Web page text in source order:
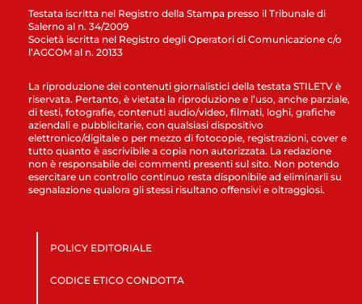
Testata iscritta nel Registro della Stampa presso il Tribunale di
Salerno al n. 34/2009
Società iscritta nel Registro degli Operatori di Comunicazione c/o
l’AGCOM al n. 20133
La riproduzione dei contenuti giornalistici della testata STILETV è
riservata. Pertanto, è vietata la riproduzione e l’uso, anche parziale,
di testi, fotografie, contenuti audio/video, filmati, loghi, grafiche
aziendali e pubblicitarie, con qualsiasi dispositivo
elettronico/digitale o per mezzo di fotocopie, registrazioni, cover e
tutto quanto è ascrivibile a copia non autorizzata. La redazione
non è responsabile dei commenti presenti sul sito. Non potendo
esercitare un controllo continuo resta disponibile ad eliminarli su
segnalazione qualora gli stessi risultano offensivi e oltraggiosi.
POLICY EDITORIALE
CODICE ETICO CONDOTTA